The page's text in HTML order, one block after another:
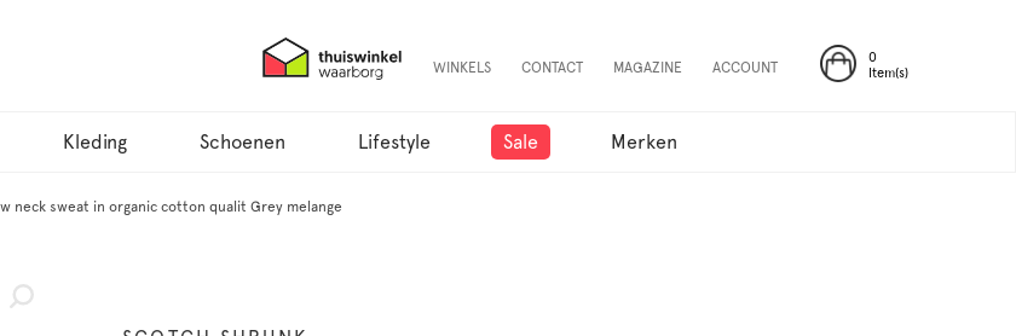
0
Item(s)
WINKELS CONTACT MAGAZINE ACCOUNT
Kleding Schoenen Lifestyle Sale Merken
neck sweat in organic cotton qualit Grey melange